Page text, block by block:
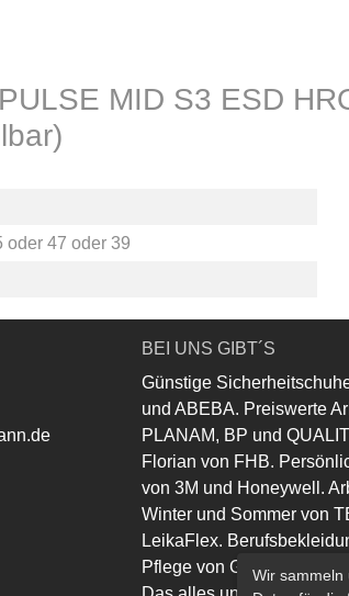
MID S3 ESD
oder 47 oder 39
BEI UNS GIBT´S
Günstige
und ABEBA. Preiswerte
PLANAM, BP und
Florian von FHB.
von 3M und Honeywell.
Winter und Sommer von
LeikaFlex.
Pflege von Greiff undWir sammeln